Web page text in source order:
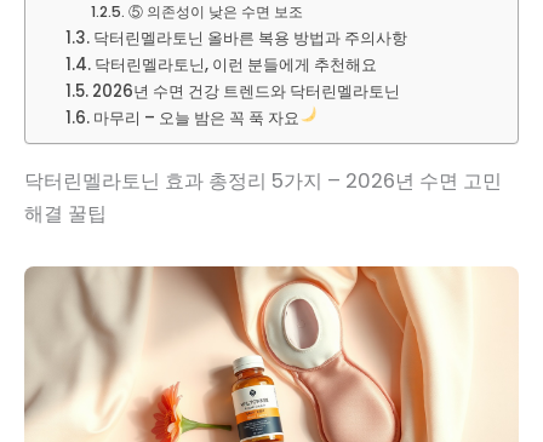
⑤ 의존성이 낮은 수면 보조
닥터린멜라토닌 올바른 복용 방법과 주의사항
닥터린멜라토닌, 이런 분들에게 추천해요
2026년 수면 건강 트렌드와 닥터린멜라토닌
마무리 – 오늘 밤은 꼭 푹 자요
닥터린멜라토닌 효과 총정리 5가지 – 2026년 수면 고민
해결 꿀팁